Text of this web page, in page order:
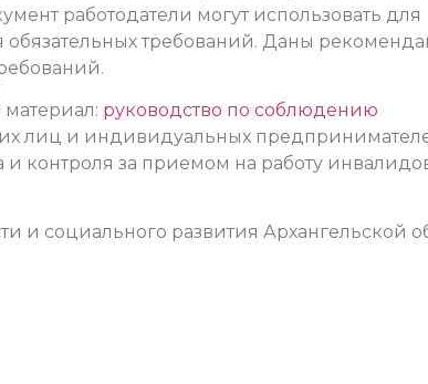
работодатели могут использовать для
требований. Даны
руководство по соблюдению
лиц и индивидуальных
контроля за приемом на работу
и социального развития Архангельской